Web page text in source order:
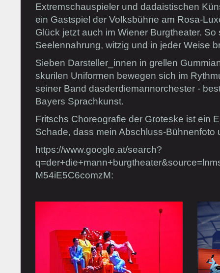
Extremschauspieler und dadaistischen
ein Gastspiel der Volksbühne am Rosa-
Glück jetzt auch im Wiener Burgtheater. So
Seelennahrung, witzig und in jeder Weise
Sieben ­Darsteller_innen in grellen
skurilen Uniformen bewegen sich im
seiner Band dasderdiemann­orchester -
Bayers Sprachkunst.
Fritschs Choreografie der Groteske ist ein
Schade, dass mein Abschluss-Bühnenfoto
https://www.google.at/search?
M54iE5C6comzM: